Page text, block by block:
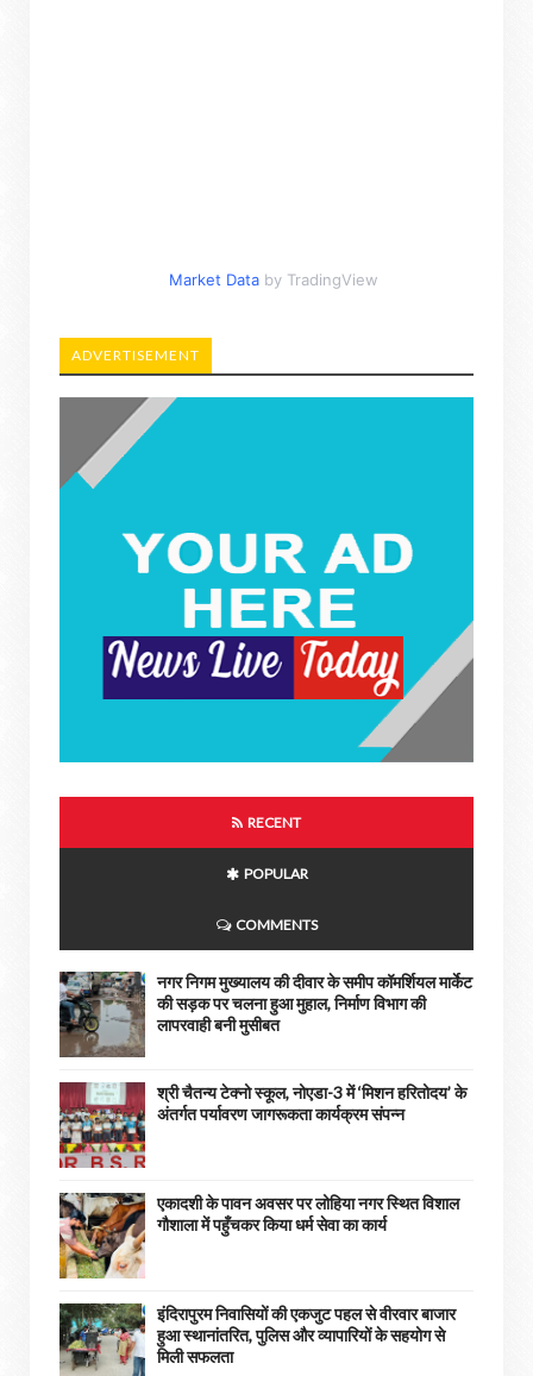
Market Data by TradingView
ADVERTISEMENT
RECENT
POPULAR
COMMENTS
नगर निगम मुख्यालय की दीवार के समीप कॉमर्शियल मार्केट
की सड़क पर चलना हुआ मुहाल, निर्माण विभाग की
लापरवाही बनी मुसीबत
श्री चैतन्य टेक्नो स्कूल, नोएडा-3 में ‘मिशन हरितोदय’ के
अंतर्गत पर्यावरण जागरूकता कार्यक्रम संपन्न
एकादशी के पावन अवसर पर लोहिया नगर स्थित विशाल
गौशाला में पहुँचकर किया धर्म सेवा का कार्य
इंदिरापुरम निवासियों की एकजुट पहल से वीरवार बाजार
हुआ स्थानांतरित, पुलिस और व्यापारियों के सहयोग से
मिली सफलता